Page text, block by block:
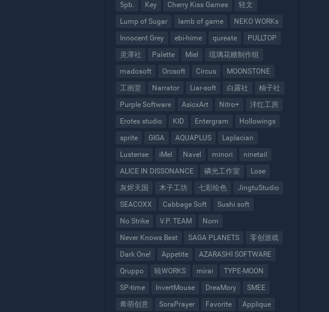
5pb.
Key Cherry Kiss Games
轻文
Lump of Sugar
lamb of game
NEKO WORKs
Innocent Grey
ebi-hime qureate
PULLTOP
灵潭社
Palette Miel
琉璃花糖制作组
madosoft
Orcsoft Circus
MOONSTONE
工画堂
Narrator Liar-soft 白露社
柚子社
Purple Software
AsicxArt Nitro+
洋红工房
Erotes studio
KID Entergram
Hollowings
sprite
GIGA AQUAPLUS
Laplacian
Lusterise
iMel Navel minori
ninetail
ALICE IN DISSONANCE
磷光工作室
Lose
灰烬天国
木子工坊 七彩绘色
JingtuStudio
SEACOXX
Cabbage Soft
Sushi soft
No Strike
V.P. TEAM
Norn
Never Knows Best
SAGA PLANETS
零创游戏
Dark One!
Appetite
AZARASHI SOFTWARE
Qruppo
暁WORKS mirai
TYPE-MOON
SP-time
InvertMouse DreaMory
SMEE
希萌创意
SoraPrayer Favorite
Applique